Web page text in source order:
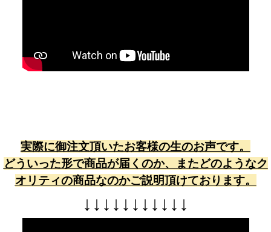
実際に御注文頂いたお客様の生のお声です。
どういった形で商品が届くのか、またどのようなク
オリティの商品なのかご説明頂けております。
↓ ↓ ↓ ↓ ↓ ↓ ↓ ↓ ↓ ↓ ↓